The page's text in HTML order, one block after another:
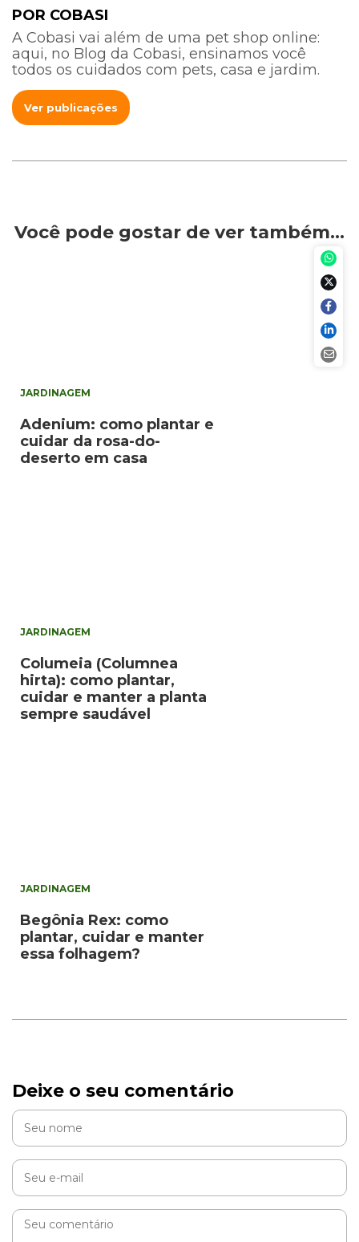
POR COBASI
A Cobasi vai além de uma pet shop online:
aqui, no Blog da Cobasi, ensinamos você
todos os cuidados com pets, casa e jardim.
Ver publicações
Você pode gostar de ver também…
JARDINAGEM
Adenium: como plantar e
cuidar da rosa-do-
deserto em casa
JARDINAGEM
Columeia (Columnea
hirta): como plantar,
cuidar e manter a planta
sempre saudável
JARDINAGEM
Begônia Rex: como
plantar, cuidar e manter
essa folhagem?
Deixe o seu comentário